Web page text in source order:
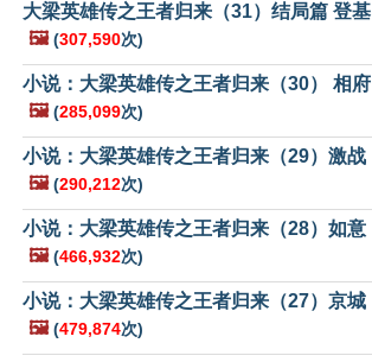
大梁英雄传之王者归来（31）结局篇 登基
🖼️ (307,590次)
小说：大梁英雄传之王者归来（30） 相府
🖼️ (285,099次)
小说：大梁英雄传之王者归来（29）激战
🖼️ (290,212次)
小说：大梁英雄传之王者归来（28）如意
🖼️ (466,932次)
小说：大梁英雄传之王者归来（27）京城
🖼️ (479,874次)